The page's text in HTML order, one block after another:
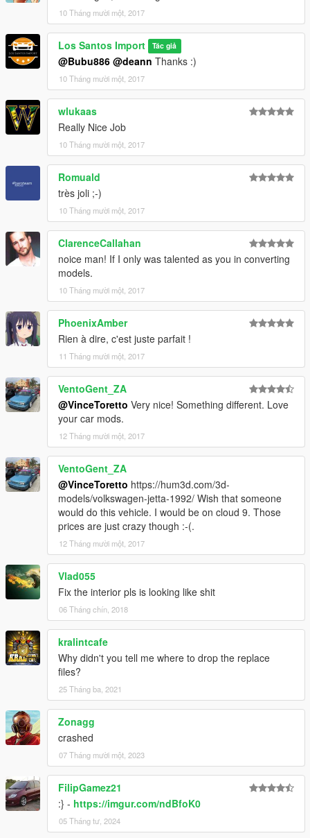
10 Tháng mười một, 2017
Los Santos Import Tác giả
@Bubu886 @deann Thanks :)
10 Tháng mười một, 2017
wlukaas
Really Nice Job
10 Tháng mười một, 2017
Romuald
très joli ;-)
10 Tháng mười một, 2017
ClarenceCallahan
noice man! If I only was talented as you in converting
models.
10 Tháng mười một, 2017
PhoenixAmber
Rien à dire, c'est juste parfait !
11 Tháng mười một, 2017
VentoGent_ZA
@VinceToretto Very nice! Something different. Love
your car mods.
12 Tháng mười một, 2017
VentoGent_ZA
@VinceToretto https://hum3d.com/3d-
models/volkswagen-jetta-1992/ Wish that someone
would do this vehicle. I would be on cloud 9. Those
prices are just crazy though :-(.
12 Tháng mười một, 2017
Vlad055
Fix the interior pls is looking like shit
06 Tháng chín, 2018
kralintcafe
Why didn't you tell me where to drop the replace
files?
25 Tháng ba, 2021
Zonagg
crashed
07 Tháng mười một, 2023
FilipGamez21
:} - https://imgur.com/ndBfoK0
05 Tháng tư, 2024